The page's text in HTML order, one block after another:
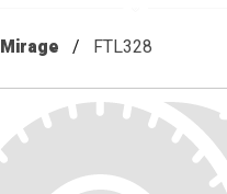
Mirage FTL328